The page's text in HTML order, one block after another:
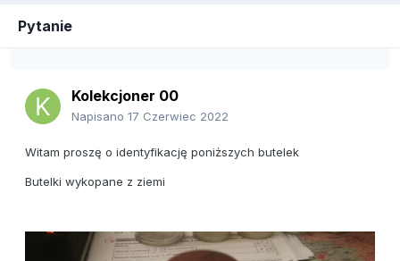
Pytanie
Kolekcjoner 00
Napisano 17 Czerwiec 2022
Witam proszę o identyfikację poniższych butelek
Butelki wykopane z ziemi